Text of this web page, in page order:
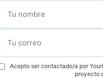
Acepto ser contactado/a por
proyecto